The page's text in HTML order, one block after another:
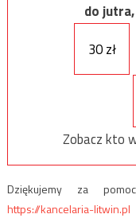
do
30 zł
Zobacz kto
Dziękujemy za
https://kancelaria-litwin.pl